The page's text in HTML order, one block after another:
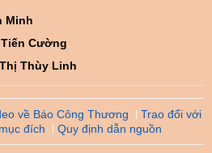
Minh
Cường
Thùy Linh
về Báo Công Thương
Trao đổi với
đích Quy định dẫn nguồn